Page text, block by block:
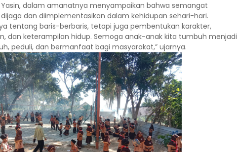
Yasin, dalam amanatnya menyampaikan bahwa semangat
dan diimplementasikan dalam kehidupan sehari-hari.
tentang baris-berbaris, tetapi juga pembentukan karakter,
dan keterampilan hidup. Semoga anak-anak kita tumbuh menjadi
peduli, dan bermanfaat bagi masyarakat,” ujarnya.